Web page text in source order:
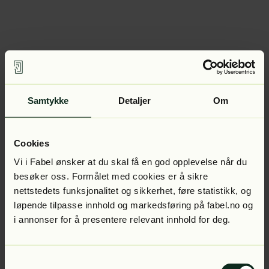
Samtykke Detaljer Om
Cookies
Vi i Fabel ønsker at du skal få en god opplevelse når du
besøker oss. Formålet med cookies er å sikre
nettstedets funksjonalitet og sikkerhet, føre statistikk, og
løpende tilpasse innhold og markedsføring på fabel.no og
i annonser for å presentere relevant innhold for deg.